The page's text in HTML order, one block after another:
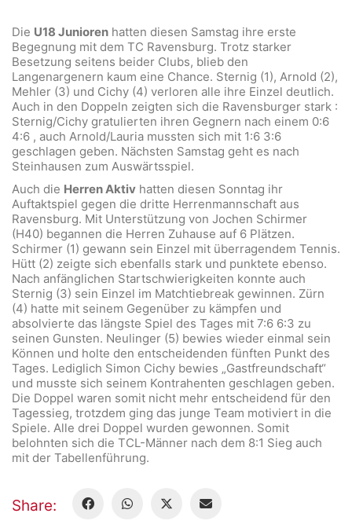
Die U18 Junioren hatten diesen Samstag ihre erste
Begegnung mit dem TC Ravensburg. Trotz starker
Besetzung seitens beider Clubs, blieb den
Langenargenern kaum eine Chance. Sternig (1), Arnold (2),
Mehler (3) und Cichy (4) verloren alle ihre Einzel deutlich.
Auch in den Doppeln zeigten sich die Ravensburger stark :
Sternig/Cichy gratulierten ihren Gegnern nach einem 0:6
4:6 , auch Arnold/Lauria mussten sich mit 1:6 3:6
geschlagen geben. Nächsten Samstag geht es nach
Steinhausen zum Auswärtsspiel.
Auch die Herren Aktiv hatten diesen Sonntag ihr
Auftaktspiel gegen die dritte Herrenmannschaft aus
Ravensburg. Mit Unterstützung von Jochen Schirmer
(H40) begannen die Herren Zuhause auf 6 Plätzen.
Schirmer (1) gewann sein Einzel mit überragendem Tennis.
Hütt (2) zeigte sich ebenfalls stark und punktete ebenso.
Nach anfänglichen Startschwierigkeiten konnte auch
Sternig (3) sein Einzel im Matchtiebreak gewinnen. Zürn
(4) hatte mit seinem Gegenüber zu kämpfen und
absolvierte das längste Spiel des Tages mit 7:6 6:3 zu
seinen Gunsten. Neulinger (5) bewies wieder einmal sein
Können und holte den entscheidenden fünften Punkt des
Tages. Lediglich Simon Cichy bewies „Gastfreundschaft“
und musste sich seinem Kontrahenten geschlagen geben.
Die Doppel waren somit nicht mehr entscheidend für den
Tagessieg, trotzdem ging das junge Team motiviert in die
Spiele. Alle drei Doppel wurden gewonnen. Somit
belohnten sich die TCL-Männer nach dem 8:1 Sieg auch
mit der Tabellenführung.
Share: